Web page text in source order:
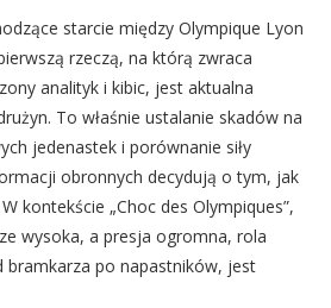
starcie między Olympique Lyon
rzeczą, na którą zwraca
analityk i kibic, jest aktualna
To właśnie ustalanie skadów na
jedenastek i porównanie siły
obronnych decydują o tym, jak
kontekście „Choc des Olympiques”,
wysoka, a presja ogromna, rola
bramkarza po napastników, jest